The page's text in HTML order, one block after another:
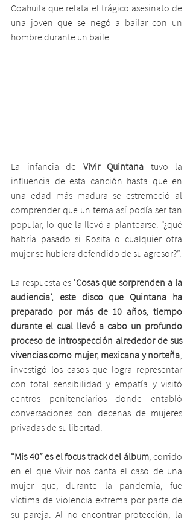
Coahuila que relata el trágico asesinato de
una joven que se negó a bailar con un
hombre durante un baile.
La infancia de Vivir Quintana tuvo la
influencia de esta canción hasta que en
una edad más madura se estremeció al
comprender que un tema así podía ser tan
popular, lo que la llevó a plantearse: “¿qué
habría pasado si Rosita o cualquier otra
mujer se hubiera defendido de su agresor?”.
La respuesta es ‘Cosas que sorprenden a la
audiencia’, este disco que Quintana ha
preparado por más de 10 años, tiempo
durante el cual llevó a cabo un profundo
proceso de introspección alrededor de sus
vivencias como mujer, mexicana y norteña
investigó los casos que logra representar
con total sensibilidad y empatía y visitó
centros penitenciarios donde entabló
conversaciones con decenas de mujeres
privadas de su libertad.
“Mis 40” es el focus track del álbum, corrido
en el que Vivir nos canta el caso de una
mujer que, durante la pandemia, fue
víctima de violencia extrema por parte de
su pareja. Al no encontrar protección, la